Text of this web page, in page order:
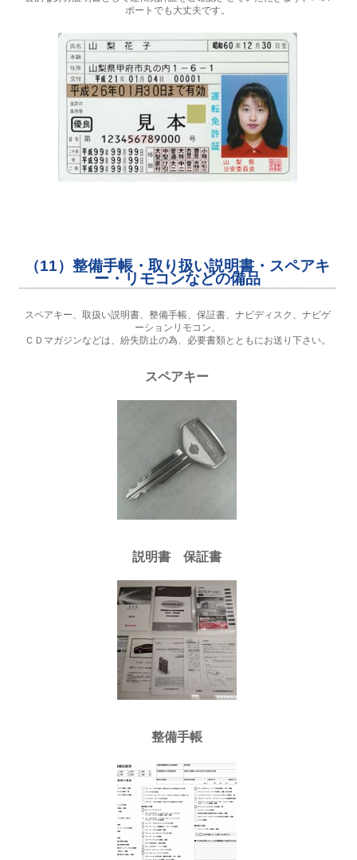
ポートでも大丈夫です。
（11）整備手帳・取り扱い説明書・スペアキ
ー・リモコンなどの備品
スペアキー、取扱い説明書、整備手帳、保証書、ナビディスク、ナビゲ
ーションリモコン、
ＣＤマガジンなどは、紛失防止の為、必要書類とともにお送り下さい。
スペアキー
説明書 保証書
整備手帳